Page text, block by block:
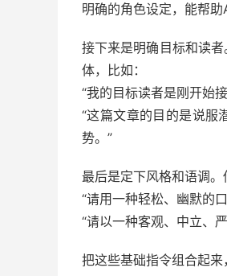
明确的角色设定，能帮助
接下来是明确目标和读
体，比如：
“我的目标读者是刚开始
“这篇文章的目的是说服
势。”
最后是定下风格和语调。
“请用一种轻松、幽默的
“请以一种客观、中立、
把这些基础指令组合起来